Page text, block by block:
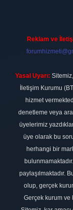
Reklam ve
Yasal Uyarı:
İletişim Kurumu
hizmet
denetleme veya
üyelerimiz
üye olarak bu
herhangi bir
paylaşılmaktadır.
olup, gerçek
Gerçek kurum